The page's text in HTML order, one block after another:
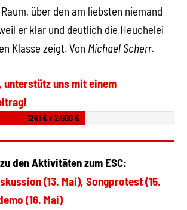
über den am liebsten niemand
er klar und deutlich die Heuchelei
Klasse zeigt. Von Michael Scherr.
unterstütz uns mit einem
1261 € / 2.000 €
den Aktivitäten zum ESC:
(13. Mai), Songprotest (15.
(16. Mai)